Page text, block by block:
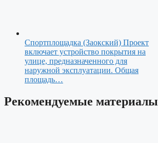
Спортплощадка (Заокский) Проект
включает устройство покрытия на
улице, предназначенного для
наружной эксплуатации. Общая
площадь…
Рекомендуемые материалы